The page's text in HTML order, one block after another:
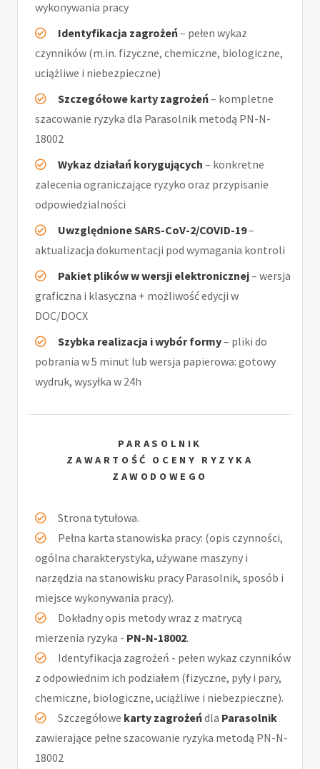
wykonywania pracy
Identyfikacja zagrożeń– pełen wykaz
czynników (m.in. fizyczne, chemiczne, biologiczne,
uciążliwe i niebezpieczne)
Szczegółowe karty zagrożeń– kompletne
szacowanie ryzyka dla Parasolnik metodą PN-N-
18002
Wykaz działań korygujących – konkretne
zalecenia ograniczające ryzyko oraz przypisanie
odpowiedzialności
Uwzględnione SARS-CoV-2/COVID-19–
aktualizacja dokumentacji pod wymagania kontroli
Pakiet plików w wersji elektronicznej– wersja
graficzna i klasyczna + możliwość edycji w
DOC/DOCX
Szybka realizacja i wybór formy– pliki do
pobrania w 5 minut lub wersja papierowa: gotowy
wydruk, wysyłka w 24h
PARASOLNIK
ZAWARTOŚĆ OCENY RYZYKA
ZAWODOWEGO
Strona tytułowa.
Pełna karta stanowiska pracy: (opis czynności,
ogólna charakterystyka, używane maszyny i
narzędzia na stanowisku pracy Parasolnik, sposób i
miejsce wykonywania pracy).
Dokładny opis metody wraz z matrycą
mierzenia ryzyka - PN-N-18002.
Identyfikacja zagrożeń - pełen wykaz czynników
z odpowiednim ich podziałem (fizyczne, pyły i pary,
chemiczne, biologiczne, uciążliwe i niebezpieczne).
Szczegółowe karty zagrożeńdla Parasolnik
zawierające pełne szacowanie ryzyka metodą PN-N-
18002